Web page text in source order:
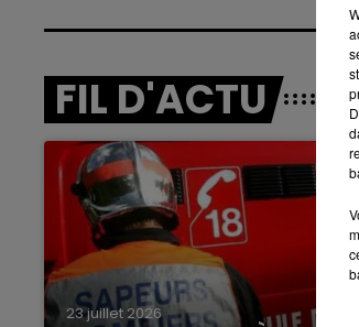
FIL D'ACTU
23 juillet 2026